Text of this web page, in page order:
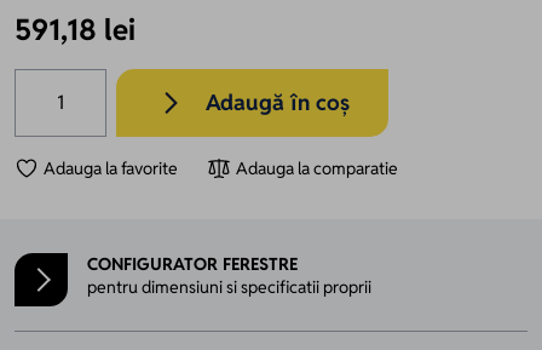
591,18 lei
Adaugă în coș
Adauga la favorite Adauga la comparatie
CONFIGURATOR FERESTRE
pentru dimensiuni si specificatii proprii